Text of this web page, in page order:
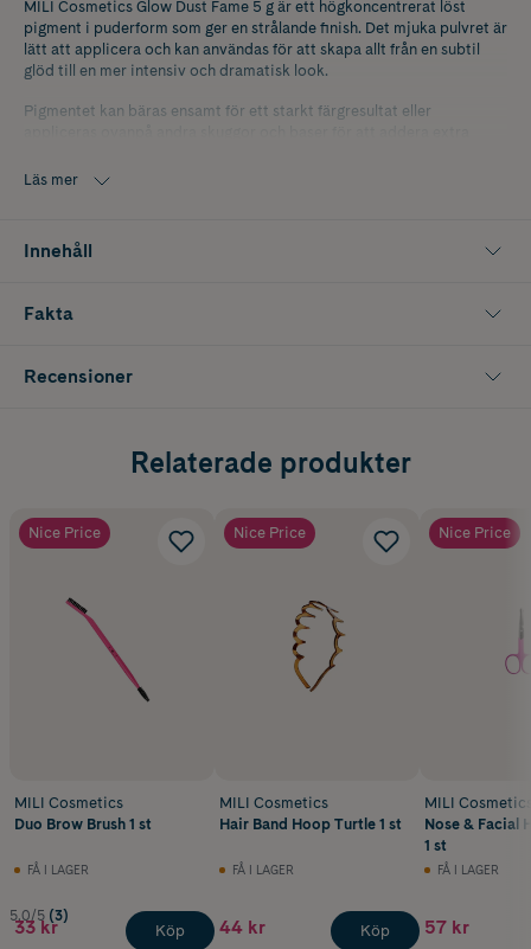
MILI Cosmetics Glow Dust Fame 5 g är ett högkoncentrerat löst
pigment i puderform som ger en strålande finish. Det mjuka pulvret är
lätt att applicera och kan användas för att skapa allt från en subtil
glöd till en mer intensiv och dramatisk look.
Pigmentet kan bäras ensamt för ett starkt färgresultat eller
touch som varar länge.
Läs mer
Innehåll
Fakta
Recensioner
Relaterade produkter
Nice Price
MILI Cosmetics
Duo Brow Brush 1 st
FÅ I LAGER
5.0/5 (3)
33 kr Köp
Nice Price
MILI Cosmetics
Hair Band Hoop Turtle 1 st
FÅ I LAGER
44 kr Köp
Nice Price
MILI
Nose & Facial
1 st
FÅ I LAGER
57 kr